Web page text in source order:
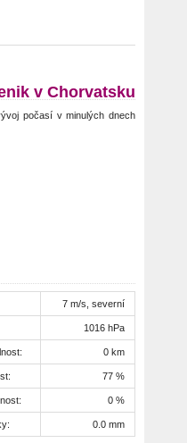
v Chorvatsku
počasí v minulých dnech
7 m/s, severní
1016 hPa
0 km
77 %
0 %
0.0 mm